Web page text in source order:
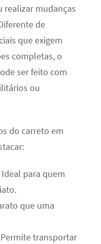
mudanças
de
que exigem
completas, o
ser feito com
ou
do carreto em
para quem
que uma
transportar